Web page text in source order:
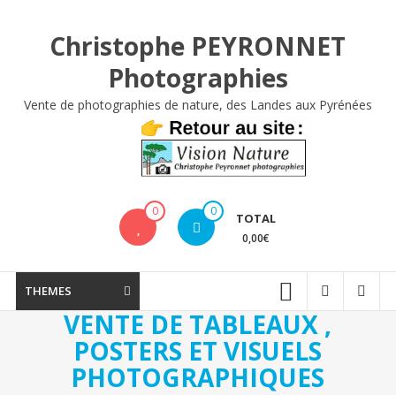
Christophe PEYRONNET
Photographies
Vente de photographies de nature, des Landes aux Pyrénées
0 0 TOTAL
0,00€
THEMES
VENTE DE TABLEAUX ,
POSTERS ET VISUELS
PHOTOGRAPHIQUES